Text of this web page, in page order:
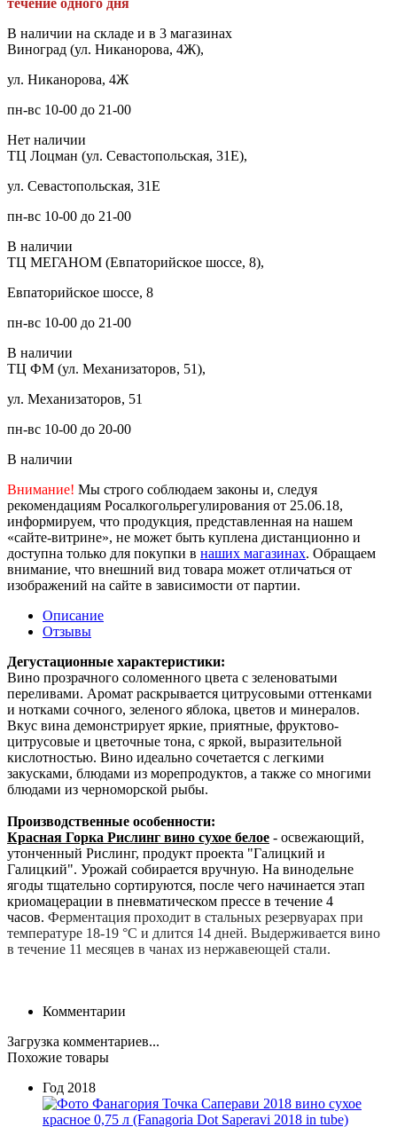
течение одного дня
В наличии на складе и в 3 магазинах
Виноград (ул. Никанорова, 4Ж),
ул. Никанорова, 4Ж
пн-вс 10-00 до 21-00
Нет наличии
ТЦ Лоцман (ул. Севастопольская, 31Е),
ул. Севастопольская, 31Е
пн-вс 10-00 до 21-00
В наличии
ТЦ МЕГАНОМ (Евпаторийское шоссе, 8),
Евпаторийское шоссе, 8
пн-вс 10-00 до 21-00
В наличии
ТЦ ФМ (ул. Механизаторов, 51),
ул. Механизаторов, 51
пн-вс 10-00 до 20-00
В наличии
Внимание! Мы строго соблюдаем законы и, следуя
рекомендациям Росалкогольрегулирования от 25.06.18,
информируем, что продукция, представленная на нашем
«сайте-витрине», не может быть куплена дистанционно и
доступна только для покупки в наших магазинах. Обращаем
внимание, что внешний вид товара может отличаться от
изображений на сайте в зависимости от партии.
Описание
Отзывы
Дегустационные характеристики:
Вино прозрачного соломенного цвета с зеленоватыми
переливами. Аромат раскрывается цитрусовыми оттенками
и нотками сочного, зеленого яблока, цветов и минералов.
Вкус вина демонстрирует яркие, приятные, фруктово-
цитрусовые и цветочные тона, с яркой, выразительной
кислотностью. Вино идеально сочетается с легкими
закусками, блюдами из морепродуктов, а также со многими
блюдами из черноморской рыбы.
Производственные особенности:
Красная Горка Рислинг вино сухое белое - освежающий,
утонченный Рислинг, продукт проекта "Галицкий и
Галицкий". Урожай собирается вручную. На винодельне
ягоды тщательно сортируются, после чего начинается этап
криомацерации в пневматическом прессе в течение 4
часов. Ферментация проходит в стальных резервуарах при
температуре 18-19 °С и длится 14 дней. Выдерживается вино
в течение 11 месяцев в чанах из нержавеющей стали.
Комментарии
Загрузка комментариев...
Похожие товары
Год 2018